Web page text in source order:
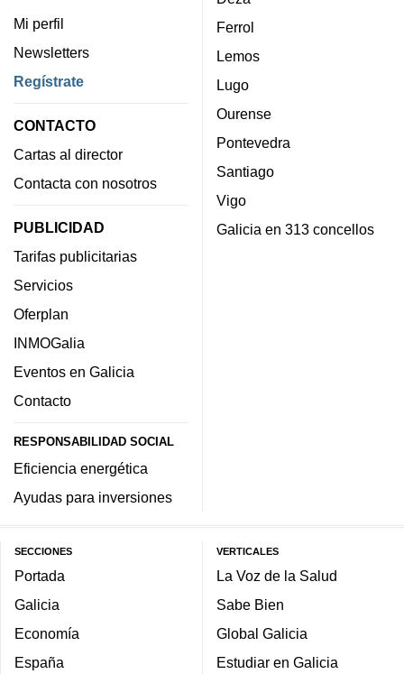
Mi perfil
Newsletters
Regístrate
CONTACTO
Cartas al director
Contacta con nosotros
PUBLICIDAD
Tarifas publicitarias
Servicios
Oferplan
INMOGalia
Eventos en Galicia
Contacto
RESPONSABILIDAD SOCIAL
Eficiencia energética
Ayudas para inversiones
Ferrol
Lemos
Lugo
Ourense
Pontevedra
Santiago
Vigo
Galicia en 313 concellos
SECCIONES
Portada
Galicia
Economía
España
VERTICALES
La Voz de la Salud
Sabe Bien
Global Galicia
Estudiar en Galicia